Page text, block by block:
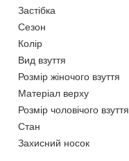
Застібка
Сезон
Колір
Вид взуття
Розмір жіночого взуття
Матеріал верху
Розмір чоловічого взуття
Стан
Захисний носок